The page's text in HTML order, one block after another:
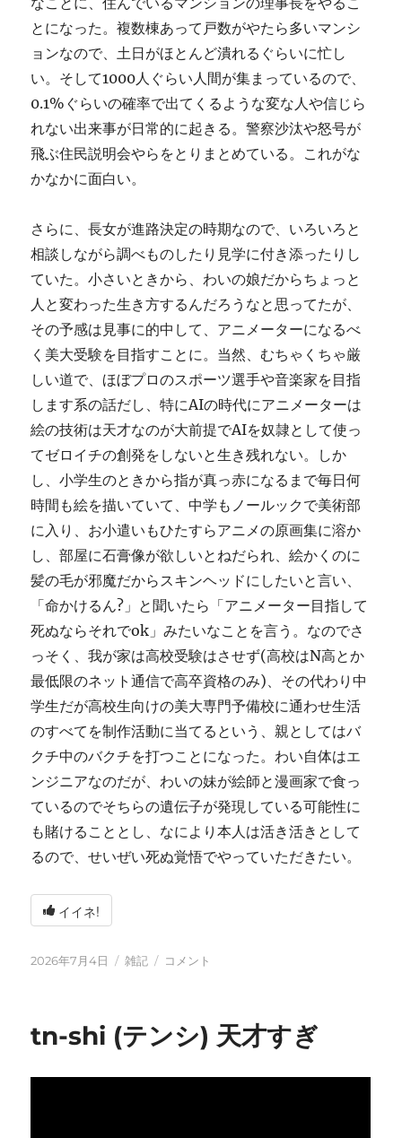
とになった。複数棟あって戸数がやたら多いマンシ
ョンなので、土日がほとんど潰れるぐらいに忙し
い。そして1000人ぐらい人間が集まっているので、
0.1%ぐらいの確率で出てくるような変な人や信じら
れない出来事が日常的に起きる。警察沙汰や怒号が
飛ぶ住民説明会やらをとりまとめている。これがな
かなかに面白い。
さらに、長女が進路決定の時期なので、いろいろと
相談しながら調べものしたり見学に付き添ったりし
ていた。小さいときから、わいの娘だからちょっと
人と変わった生き方するんだろうなと思ってたが、
その予感は見事に的中して、アニメーターになるべ
く美大受験を目指すことに。当然、むちゃくちゃ厳
しい道で、ほぼプロのスポーツ選手や音楽家を目指
します系の話だし、特にAIの時代にアニメーターは
絵の技術は天才なのが大前提でAIを奴隷として使っ
てゼロイチの創発をしないと生き残れない。しか
し、小学生のときから指が真っ赤になるまで毎日何
時間も絵を描いていて、中学もノールックで美術部
に入り、お小遣いもひたすらアニメの原画集に溶か
し、部屋に石膏像が欲しいとねだられ、絵かくのに
髪の毛が邪魔だからスキンヘッドにしたいと言い、
「命かけるん?」と聞いたら「アニメーター目指して
死ぬならそれでok」みたいなことを言う。なのでさ
っそく、我が家は高校受験はさせず(高校はN高とか
最低限のネット通信で高卒資格のみ)、その代わり中
学生だが高校生向けの美大専門予備校に通わせ生活
のすべてを制作活動に当てるという、親としてはバ
クチ中のバクチを打つことになった。わい自体はエ
ンジニアなのだが、わいの妹が絵師と漫画家で食っ
ているのでそちらの遺伝子が発現している可能性に
も賭けることとし、なにより本人は活き活きとして
るので、せいぜい死ぬ覚悟でやっていただきたい。
イイネ!
投
2026年7月4日
カ
ー
雑記
い
と
コメント
tn-shi (テンシ) 天才すぎ